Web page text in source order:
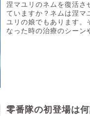
涅マユリのネムを復活さ
ていますか？ネムは涅マ
ユリの娘でもあります。
なった時の治療のシーン
零番隊の初登場は